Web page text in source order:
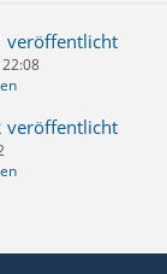
veröffentlicht
veröffentlicht